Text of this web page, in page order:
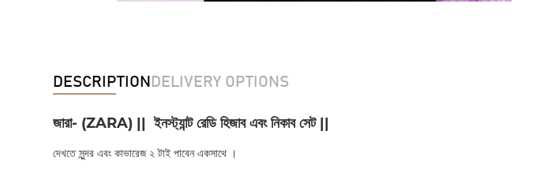
DESCRIPTION DELIVERY OPTIONS
জারা- (ZARA) || ইনস্ট্যান্ট রেডি হিজাব এবং নিকাব সেট ||
দেখতে সুন্দর এবং কাভারেজ ২ টাই পাবেন একসাথে ।